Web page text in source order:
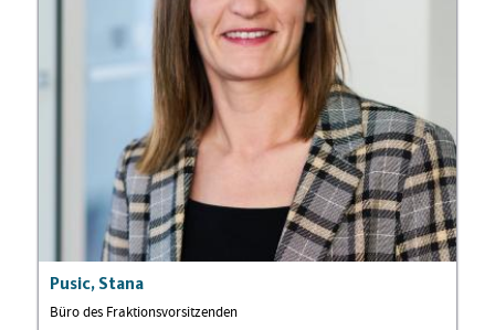
Pusic, Stana
Büro des Fraktionsvorsitzenden